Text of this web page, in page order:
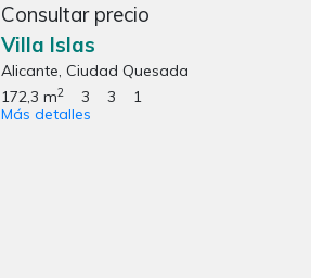
Consultar precio
Villa Islas
Alicante, Ciudad Quesada
172,3 m2 3 3
1
Más detalles